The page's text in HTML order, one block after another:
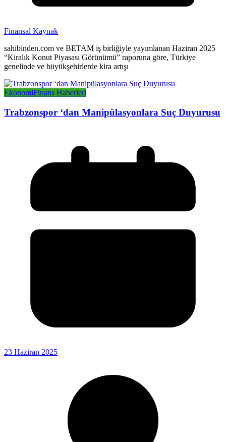
Finansal Kaynak
sahibinden.com ve BETAM iş birliğiyle yayımlanan Haziran 2025
“Kiralık Konut Piyasası Görünümü” raporuna göre, Türkiye
genelinde ve büyükşehirlerde kira artışı
EkonomiFinans Haberleri
Trabzonspor ‘dan Manipülasyonlara Suç Duyurusu
23 Haziran 2025